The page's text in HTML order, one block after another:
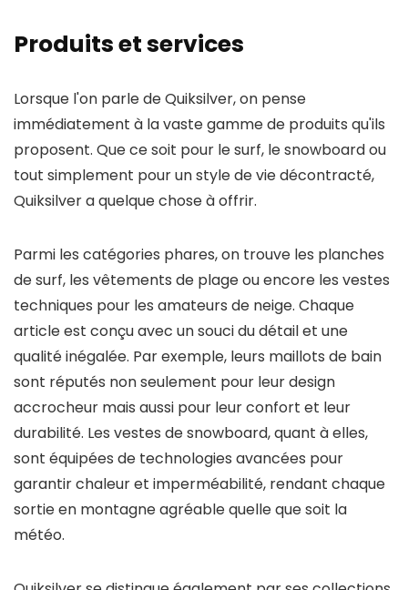
Produits et services
Lorsque l'on parle de Quiksilver, on pense
immédiatement à la vaste gamme de produits qu'ils
proposent. Que ce soit pour le surf, le snowboard ou
tout simplement pour un style de vie décontracté,
Quiksilver a quelque chose à offrir.
Parmi les catégories phares, on trouve les planches
de surf, les vêtements de plage ou encore les vestes
techniques pour les amateurs de neige. Chaque
article est conçu avec un souci du détail et une
qualité inégalée. Par exemple, leurs maillots de bain
sont réputés non seulement pour leur design
accrocheur mais aussi pour leur confort et leur
durabilité. Les vestes de snowboard, quant à elles,
sont équipées de technologies avancées pour
garantir chaleur et imperméabilité, rendant chaque
sortie en montagne agréable quelle que soit la
météo.